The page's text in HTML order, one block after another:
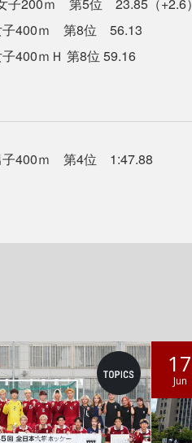
子400ｍ 第8位 56.13
400ｍＨ 第8位 59.16
400ｍ 第4位 1:47.88
17
Jun